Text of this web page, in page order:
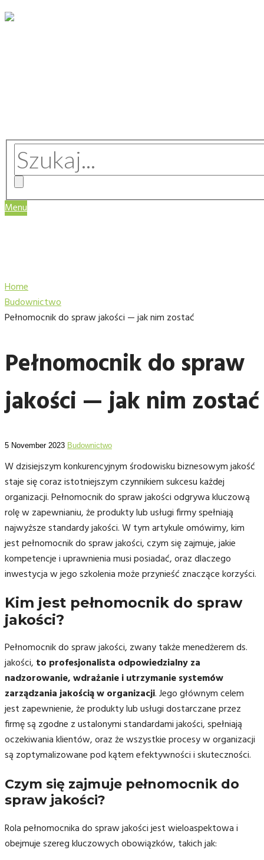
Menu
Home
Budownictwo
Pełnomocnik do spraw jakości — jak nim zostać
Pełnomocnik do spraw
jakości — jak nim zostać
5 November 2023 Budownictwo
W dzisiejszym konkurencyjnym środowisku biznesowym jakość
staje się coraz istotniejszym czynnikiem sukcesu każdej
organizacji. Pełnomocnik do spraw jakości odgrywa kluczową
rolę w zapewnianiu, że produkty lub usługi firmy spełniają
najwyższe standardy jakości. W tym artykule omówimy, kim
jest pełnomocnik do spraw jakości, czym się zajmuje, jakie
kompetencje i uprawnienia musi posiadać, oraz dlaczego
inwestycja w jego szkolenia może przynieść znaczące korzyści.
Kim jest pełnomocnik do spraw
jakości?
Pełnomocnik do spraw jakości, zwany także menedżerem ds.
jakości, to profesjonalista odpowiedzialny za
nadzorowanie, wdrażanie i utrzymanie systemów
zarządzania jakością w organizacji. Jego głównym celem
jest zapewnienie, że produkty lub usługi dostarczane przez
firmę są zgodne z ustalonymi standardami jakości, spełniają
oczekiwania klientów, oraz że wszystkie procesy w organizacji
są zoptymalizowane pod kątem efektywności i skuteczności.
Czym się zajmuje pełnomocnik do
spraw jakości?
Rola pełnomocnika do spraw jakości jest wieloaspektowa i
obejmuje szereg kluczowych obowiązków, takich jak: